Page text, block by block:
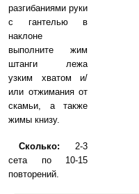
разгибаниями руки
с гантелью в
наклоне
выполните жим
штанги лежа
узким хватом и/
или отжимания от
скамьи, а также
жимы книзу.
Сколько: 2-3
сета по 10-15
повторений.